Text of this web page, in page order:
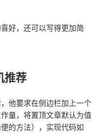
好，还可以写得更加简
推荐
他要求在侧边栏加上一个
量，将置顶文章默认为值
的方法），实现代码如